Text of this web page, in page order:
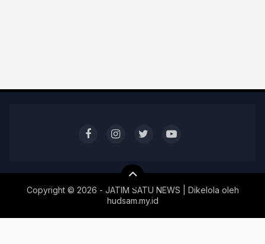
Copyright © 2026 - JATIM SATU NEWS | Dikelola oleh
hudsam.my.id